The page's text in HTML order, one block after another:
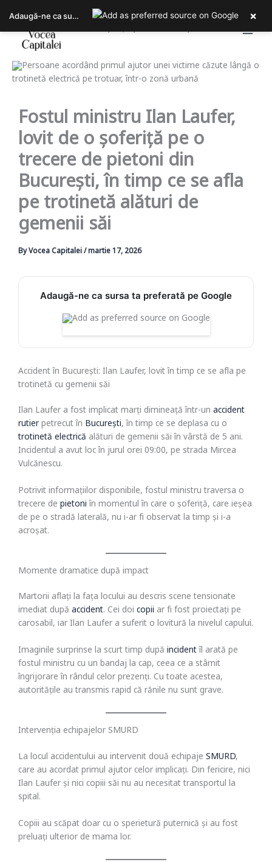
content
Bucureștiul, așa cum îl trăiești!
Fostul ministru Ilan Laufer,
lovit de o șoferiță pe o
trecere de pietoni din
București, în timp ce se afla
pe trotinetă alături de
gemenii săi
ByVocea Capitalei/martie 17, 2026
Adaugă-ne ca sursa ta preferată pe Google
Accident în București: Ilan Laufer, lovit în timp ce se afla pe
trotinetă cu gemenii săi
Ilan Laufer a fost implicat marți dimineață într-un accident
rutier petrecut în București, în timp ce se deplasa cu o
trotinetă electrică alături de gemenii săi în vârstă de 5 ani.
Incidentul a avut loc în jurul orei 09:00, pe strada Mircea
Vulcănescu.
Potrivit informațiilor disponibile, fostul ministru traversa o
trecere de pietoni în momentul în care o șoferiță, care ieșea
de pe o stradă laterală, nu i-ar fi observat la timp și i-a
acroșat.
Momente dramatice după impact
Martorii aflați la fața locului au descris scene tensionate
imediat după accident. Cei doi copii ar fi fost proiectați pe
carosabil, iar Ilan Laufer a suferit o lovitură la nivelul capului.
Imaginile surprinse la scurt timp după incident îl arată pe
fostul ministru cu un bandaj la cap, ceea ce a stârnit
îngrijorare în rândul celor prezenți. Cu toate acestea,
autoritățile au transmis rapid că rănile nu sunt grave.
Intervenția echipajelor SMURD
La locul accidentului au intervenit două echipaje SMURD,
care au acordat primul ajutor celor implicați. Din fericire, nici
Ilan Laufer și nici copiii săi nu au necesitat transportul la
spital.
Copiii au scăpat doar cu o sperietură puternică și au fost
preluați ulterior de mama lor.
Adaugă-ne ca sursa ta preferată pe Google ×